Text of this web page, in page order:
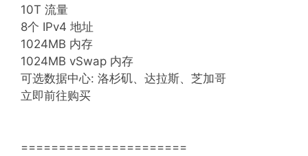
10T 流量
8个 IPv4 地址
1024MB 内存
1024MB vSwap 内存
可选数据中心: 洛杉矶、达拉斯、芝加哥
立即前往购买
======================